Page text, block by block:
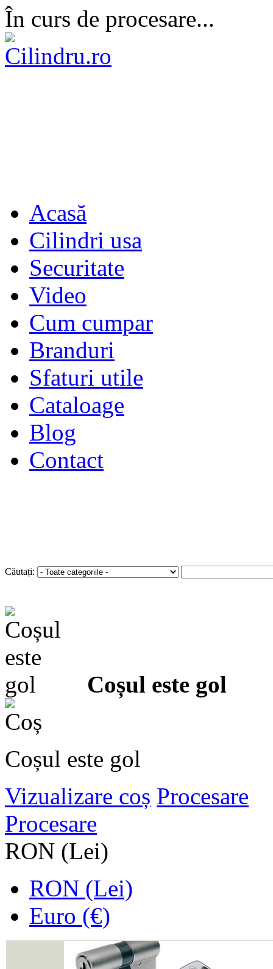
În curs de procesare...
Acasă
Cilindri usa
Securitate
Video
Cum cumpar
Branduri
Sfaturi utile
Cataloage
Blog
Contact
Căutați:
Coșul este gol
Coșul este gol
Vizualizare coș Procesare
Procesare
RON (Lei)
RON (Lei)
Euro (€)